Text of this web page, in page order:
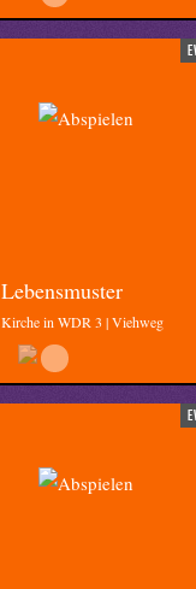
Lebensmuster
Kirche in WDR 3 | Viehweg